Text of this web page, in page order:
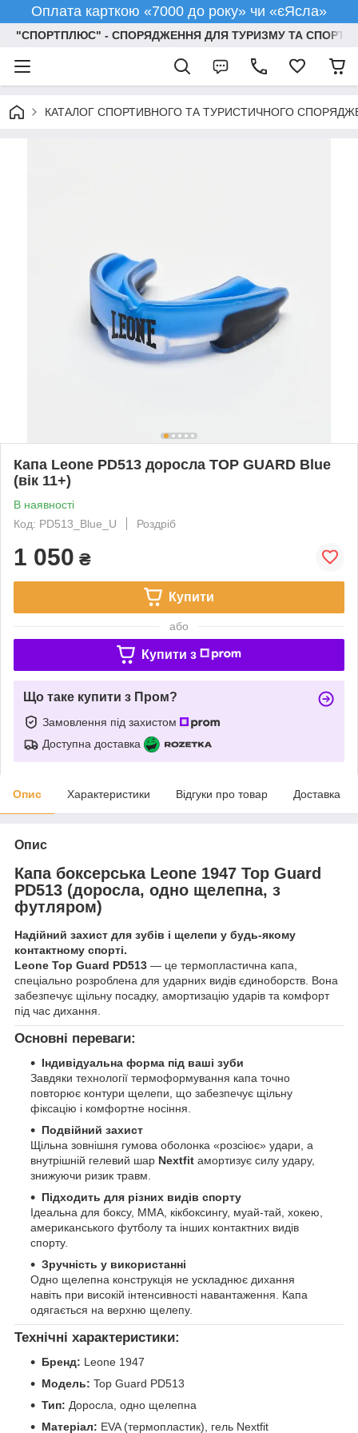
Оплата карткою «7000 до року» чи «єЯсла»
"СПОРТПЛЮС" - СПОРЯДЖЕННЯ ДЛЯ ТУРИЗМУ ТА СПОРТУ
КАТАЛОГ СПОРТИВНОГО ТА ТУРИСТИЧНОГО
Капа Leone PD513 доросла TOP GUARD Blue
(вік 11+)
В наявності
Код: PD513_Blue_U
Роздріб
1 050 ₴
Купити
або
Купити з
Що таке купити з Пром?
Замовлення під захистом
Доступна доставка
Опис Характеристики Відгуки про товар Доставка
Опис
Капа боксерська Leone 1947 Top Guard
PD513 (доросла, одно щелепна, з
футляром)
Надійний захист для зубів і щелепи у будь-якому
контактному спорті.
Leone Top Guard PD513 — це термопластична капа,
спеціально розроблена для ударних видів єдиноборств. Вона
забезпечує щільну посадку, амортизацію ударів та комфорт
під час дихання.
Основні переваги:
Індивідуальна форма під ваші зуби
Завдяки технології термоформування капа точно
повторює контури щелепи, що забезпечує щільну
фіксацію і комфортне носіння.
Подвійний захист
Щільна зовнішня гумова оболонка «розсіює» удари, а
внутрішній гелевий шар Nextfit амортизує силу удару,
знижуючи ризик травм.
Підходить для різних видів спорту
Ідеальна для боксу, ММА, кікбоксингу, муай-тай, хокею,
американського футболу та інших контактних видів
спорту.
Зручність у використанні
Одно щелепна конструкція не ускладнює дихання
навіть при високій інтенсивності навантаження. Капа
одягається на верхню щелепу.
Технічні характеристики:
Бренд: Leone 1947
Модель: Top Guard PD513
Тип: Доросла, одно щелепна
Матеріал: EVA (термопластик), гель Nextfit